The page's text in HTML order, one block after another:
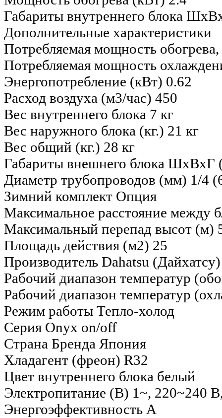
Габариты внутреннего блока
Дополнительные характеристики
Потребляемая мощность
Потребляемая мощность
Энергопотребление (кВт) 0.62
Расход воздуха (м3/час) 450
Вес внутреннего блока 7 кг
Вес наружного блока (кг.) 21 кг
Вес общий (кг.) 28 кг
Габариты внешнего блока ШхВхГ
Диаметр трубопроводов (мм) 1/4
Зимний комплект Опция
Максимальное расстояние между
Максимальный перепад высот (м)
Площадь действия (м2) 25
Производитель Dahatsu (Дайхатсу)
Рабочий диапазон температур
Рабочий диапазон температур
Режим работы Тепло-холод
Серия Onyx on/off
Страна Бренда Япония
Хладагент (фреон) R32
Цвет внутреннего блока белый
Электропитание (В) 1~, 220~240
Энергоэффективность A